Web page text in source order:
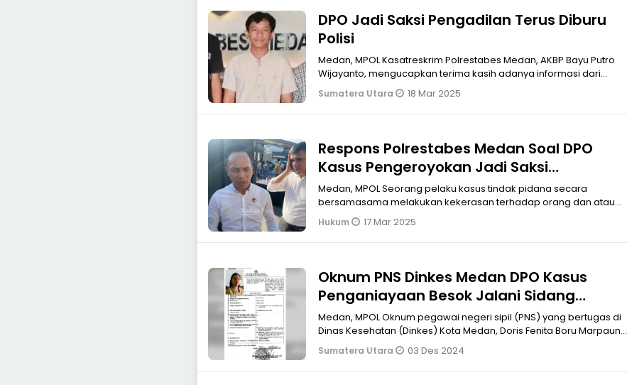
DPO Jadi Saksi Pengadilan Terus Diburu
Polisi
Medan, MPOL Kasatreskrim Polrestabes Medan, AKBP Bayu Putro
Wijayanto, mengucapkan terima kasih adanya informasi dari
warga lewat media.
Sumatera Utara 18 Mar 2025
Respons Polrestabes Medan Soal DPO
Kasus Pengeroyokan Jadi Saksi
Persidangan Terdakwa Agung Suprayogi
Medan, MPOL Seorang pelaku kasus tindak pidana secara
bersamasama melakukan kekerasan terhadap orang dan atau
penganiayaan yang sudah dite
Hukum 17 Mar 2025
Oknum PNS Dinkes Medan DPO Kasus
Penganiayaan Besok Jalani Sidang
Pertama
Medan, MPOL Oknum pegawai negeri sipil (PNS) yang bertugas di
Dinas Kesehatan (Dinkes) Kota Medan, Doris Fenita Boru Marpaung
dan kakaknya
Sumatera Utara 03 Des 2024